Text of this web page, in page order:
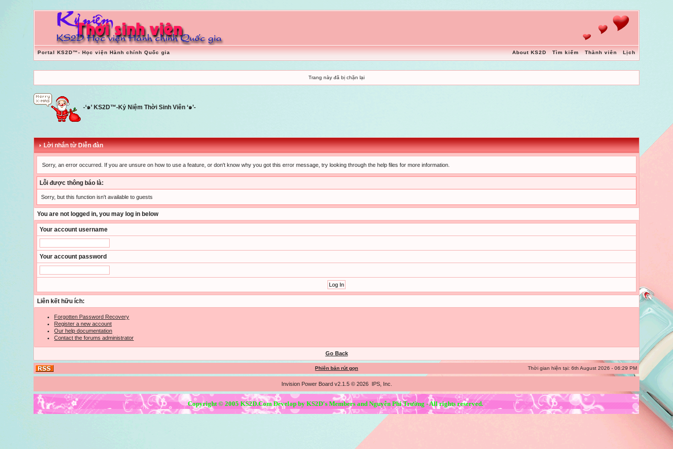
Portal KS2D™- Học viện Hành chính Quốc gia About KS2D Tìm kiếm Thành viên Lịch
Trang này đã bị chặn lại
-‘๑’ KS2D™-Kỷ Niệm Thời Sinh Viên ‘๑’-
Lời nhắn từ Diễn đàn
Sorry, an error occurred. If you are unsure on how to use a feature, or don't know why you got this error message, try looking through the help files for more information.
Lỗi được thông báo là:
Sorry, but this function isn't available to guests
You are not logged in, you may log in below
Your account username
Your account password
Liên kết hữu ích:
Forgotten Password Recovery
Register a new account
Our help documentation
Contact the forums administrator
Go Back
Phiên bản rút gọn Thời gian hiện tại: 6th August 2026 - 06:29 PM
Invision Power Board v2.1.5 © 2026 IPS, Inc.
Copyright © 2005 KS2D.Com Develop by KS2D's Members and Nguyễn Phi Trường - All rights reserved.